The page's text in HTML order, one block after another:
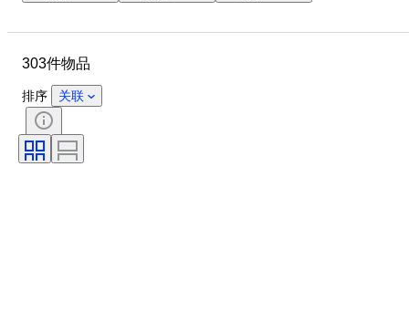
课题
装订
颜色
出售者
303件物品
排序 关联